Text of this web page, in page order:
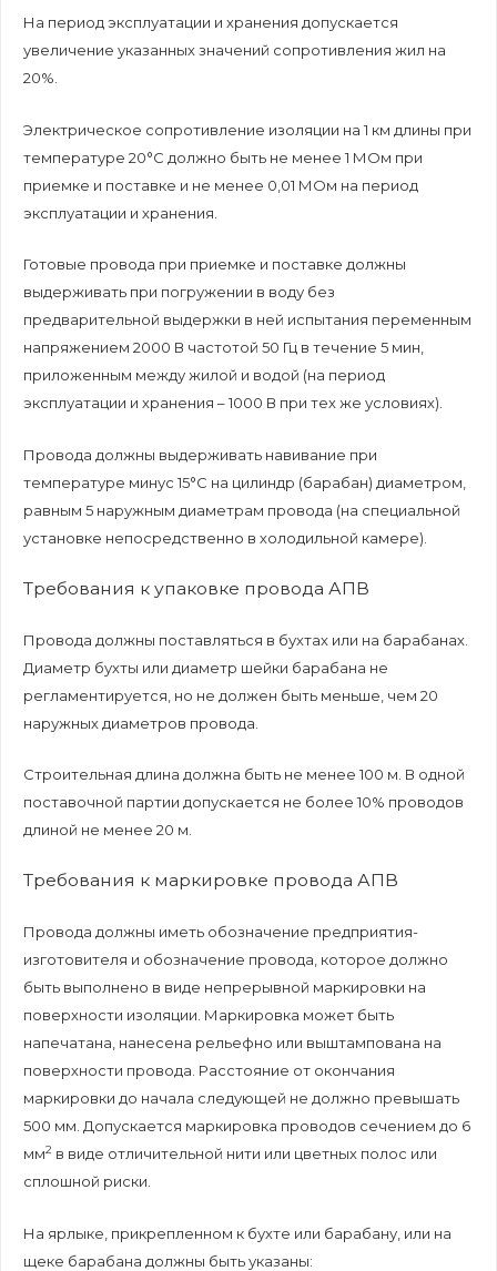
На период эксплуатации и хранения допускается
увеличение указанных значений сопротивления жил на
20%.
Электрическое сопротивление изоляции на 1 км длины при
температуре 20°С должно быть не менее 1 МОм при
приемке и поставке и не менее 0,01 МОм на период
эксплуатации и хранения.
Готовые провода при приемке и поставке должны
выдерживать при погружении в воду без
предварительной выдержки в ней испытания переменным
напряжением 2000 В частотой 50 Гц в течение 5 мин,
приложенным между жилой и водой (на период
эксплуатации и хранения – 1000 В при тех же условиях).
Провода должны выдерживать навивание при
температуре минус 15°С на цилиндр (барабан) диаметром,
равным 5 наружным диаметрам провода (на специальной
установке непосредственно в холодильной камере).
Требования к упаковке провода АПВ
Провода должны поставляться в бухтах или на барабанах.
Диаметр бухты или диаметр шейки барабана не
регламентируется, но не должен быть меньше, чем 20
наружных диаметров провода.
Строительная длина должна быть не менее 100 м. В одной
поставочной партии допускается не более 10% проводов
длиной не менее 20 м.
Требования к маркировке провода АПВ
Провода должны иметь обозначение предприятия-
изготовителя и обозначение провода, которое должно
быть выполнено в виде непрерывной маркировки на
поверхности изоляции. Маркировка может быть
напечатана, нанесена рельефно или выштампована на
поверхности провода. Расстояние от окончания
маркировки до начала следующей не должно превышать
500 мм. Допускается маркировка проводов сечением до 6
мм2 в виде отличительной нити или цветных полос или
сплошной риски.
На ярлыке, прикрепленном к бухте или барабану, или на
щеке барабана должны быть указаны: